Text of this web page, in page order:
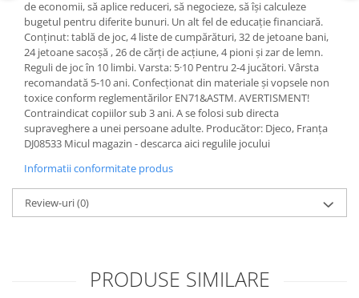
de economii, să aplice reduceri, să negocieze, să își calculeze
bugetul pentru diferite bunuri. Un alt fel de educație financiară.
Conținut: tablă de joc, 4 liste de cumpărături, 32 de jetoane bani,
24 jetoane sacoșă , 26 de cărți de acțiune, 4 pioni și zar de lemn.
Reguli de joc în 10 limbi. Varsta: 5·10 Pentru 2-4 jucători. Vârsta
recomandată 5-10 ani. Confecționat din materiale și vopsele non
toxice conform reglementărilor EN71&ASTM. AVERTISMENT!
Contraindicat copiilor sub 3 ani. A se folosi sub directa
supraveghere a unei persoane adulte. Producător: Djeco, Franța
DJ08533 Micul magazin - descarca aici regulile jocului
Informatii conformitate produs
Review-uri(0)
PRODUSE SIMILARE